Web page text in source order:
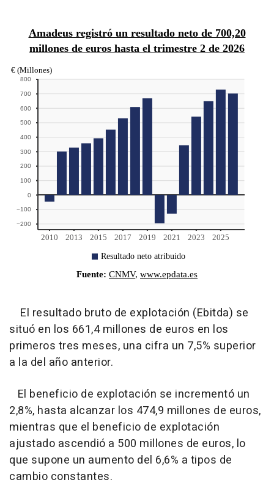
El resultado bruto de explotación (Ebitda) se
situó en los 661,4 millones de euros en los
primeros tres meses, una cifra un 7,5% superior
a la del año anterior.
El beneficio de explotación se incrementó un
2,8%, hasta alcanzar los 474,9 millones de euros,
mientras que el beneficio de explotación
ajustado ascendió a 500 millones de euros, lo
que supone un aumento del 6,6% a tipos de
cambio constantes.